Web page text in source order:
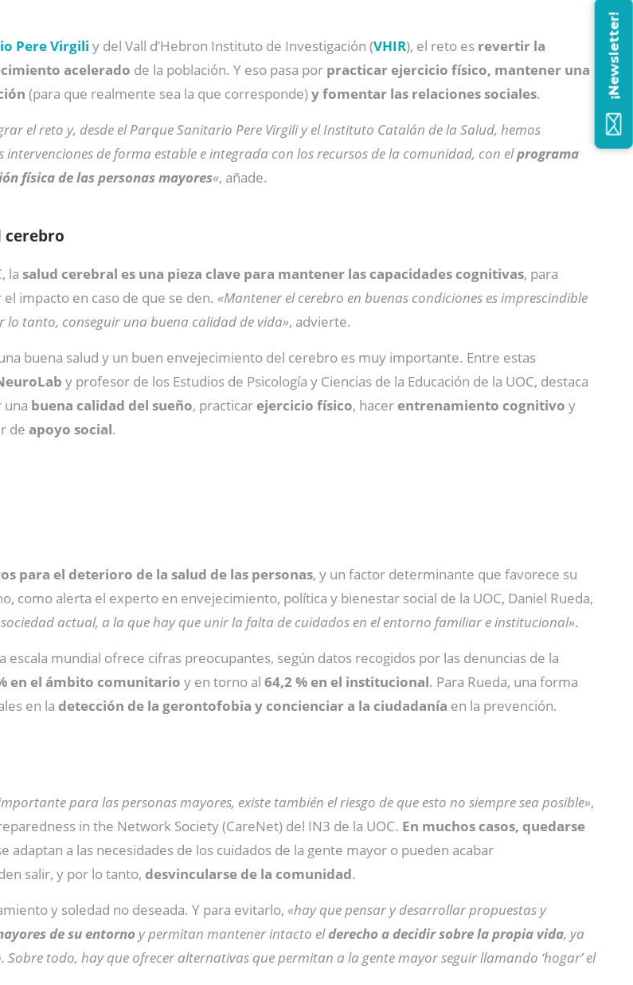
Pere Virgili y del Vall d’Hebron Instituto de Investigación (VHIR), el reto es revertir la
acelerado de la población. Y eso pasa por practicar ejercicio físico, mantener una
(para que realmente sea la que corresponde)y fomentar las relaciones sociales.
el reto y, desde el Parque Sanitario Pere Virgili y el Instituto Catalán de la Salud, hemos
de forma estable e integrada con los recursos de la comunidad, con elprograma
física de las personas mayores«, añade.
cerebro
la salud cerebral es una pieza clave para mantener las capacidades cognitivas, para
impacto en caso de que se den. «Mantener el cerebro en buenas condiciones es imprescindible
lo tanto, conseguir una buena calidad de vida», advierte.
buena salud y un buen envejecimiento del cerebro es muy importante. Entre estas
y profesor de los Estudios de Psicología y Ciencias de la Educación de la UOC, destaca
una buena calidad del sueño, practicarejercicio físico, hacerentrenamiento cognitivo y
de apoyo social.
para el deterioro de la salud de las personas, y un factor determinante que favorece su
como alerta el experto en envejecimiento, política y bienestar social de la UOC, Daniel Rueda,
actual, a la que hay que unir la falta de cuidados en el entorno familiar e institucional».
escala mundial ofrece cifras preocupantes, según datos recogidos por las denuncias de la
en el ámbito comunitario y en torno al 64,2 % en el institucional. Para Rueda, una forma
en la detección de la gerontofobia y concienciar a la ciudadanía en la prevención.
para las personas mayores, existe también el riesgo de que esto no siempre sea posible»,
in the Network Society (CareNet) del IN3 de la UOC. En muchos casos, quedarse
adaptan a las necesidades de los cuidados de la gente mayor o pueden acabar
salir, y por lo tanto, desvincularse de la comunidad.
y soledad no deseada. Y para evitarlo, «hay que pensar y desarrollar propuestas y
de su entorno y permitan mantener intacto elderecho a decidir sobre la propia vida, ya
todo, hay que ofrecer alternativas que permitan a la gente mayor seguir llamando ‘hogar’ el
¡Newsletter!